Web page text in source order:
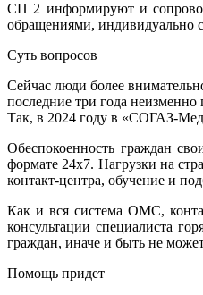
СП 2 информируют и
обращениями, индивидуально
Суть вопросов
Сейчас люди более
последние три года
Так, в 2024 году в «СОГАЗ-
Обеспокоенность граждан
формате 24х7. Нагрузки на
контакт-центра, обучение и
Как и вся система ОМС,
консультации специалиста
граждан, иначе и быть не
Помощь придет